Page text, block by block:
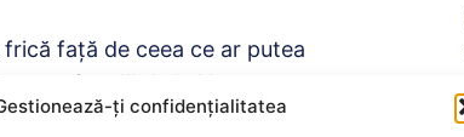
ți confidențialitatea
faţă de ceea ce ar putea
de la Haga, care